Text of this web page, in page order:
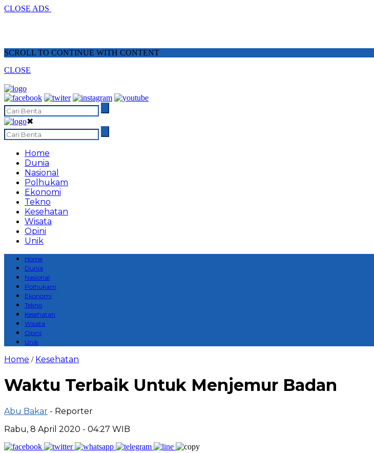
CLOSE ADS
SCROLL TO CONTINUE WITH CONTENT
CLOSE
✖
Home
Dunia
Nasional
Polhukam
Ekonomi
Tekno
Kesehatan
Wisata
Opini
Unik
Home
Dunia
Nasional
Polhukam
Ekonomi
Tekno
Kesehatan
Wisata
Opini
Unik
Home / Kesehatan
Waktu Terbaik Untuk Menjemur Badan
Abu Bakar - Reporter
Rabu, 8 April 2020 - 04:27 WIB